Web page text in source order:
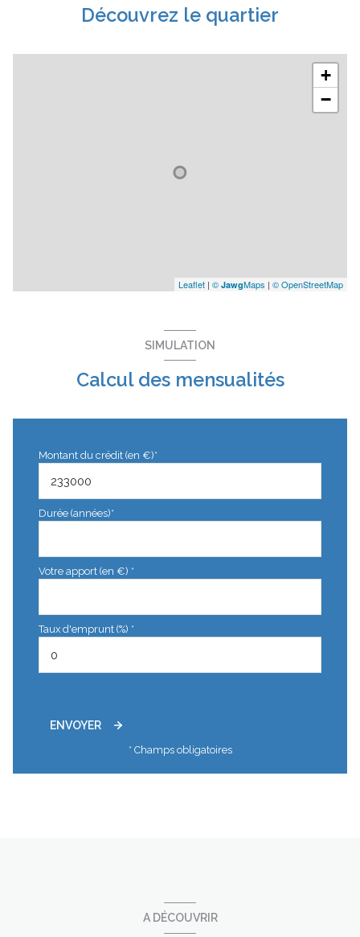
Découvrez le quartier
+
−
Leaflet | © JawgMaps | © OpenStreetMap
SIMULATION
Calcul des mensualités
Montant du crédit (en €)*
Durée (années)*
Votre apport (en €) *
Taux d'emprunt (%) *
ENVOYER
* Champs obligatoires
A DÉCOUVRIR